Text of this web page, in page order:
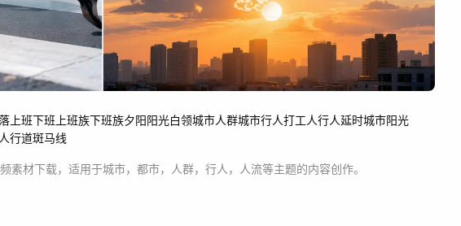
上班下班 上班族下班族夕阳阳光白领城市人群城市行人打工人行人延时城市阳光
人行道斑马线
素材下载，适用于城市，都市，人群，行人，人流等主题的内容创作。